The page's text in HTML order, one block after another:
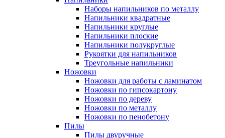
Наборы напильников по металлу
Напильники квадратные
Напильники круглые
Напильники плоские
Напильники полукруглые
Рукоятки для напильников
Треугольные напильники
Ножовки
Ножовки для работы с ламинатом
Ножовки по гипсокартону
Ножовки по дереву
Ножовки по металлу
Ножовки по пенобетону
Пилы
Пилы двуручные